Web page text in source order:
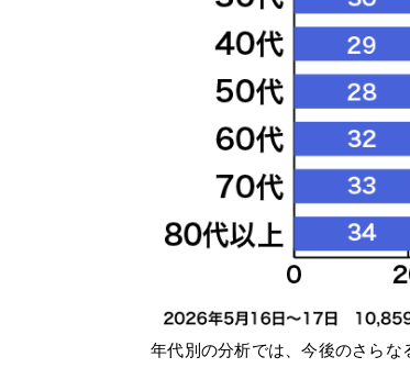
年代別の分析では、今後のさら